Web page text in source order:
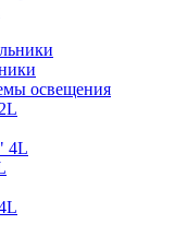
освещения
4L